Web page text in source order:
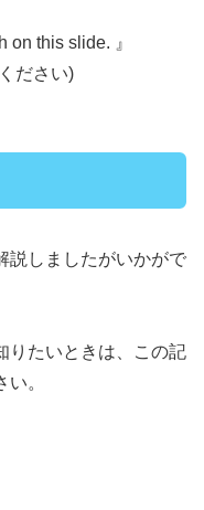
on this slide. 』
ださい)
説しましたがいかがで
りたいときは、この記
。